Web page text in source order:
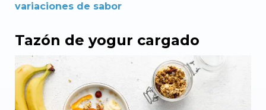
variaciones de sabor
Tazón de yogur cargado